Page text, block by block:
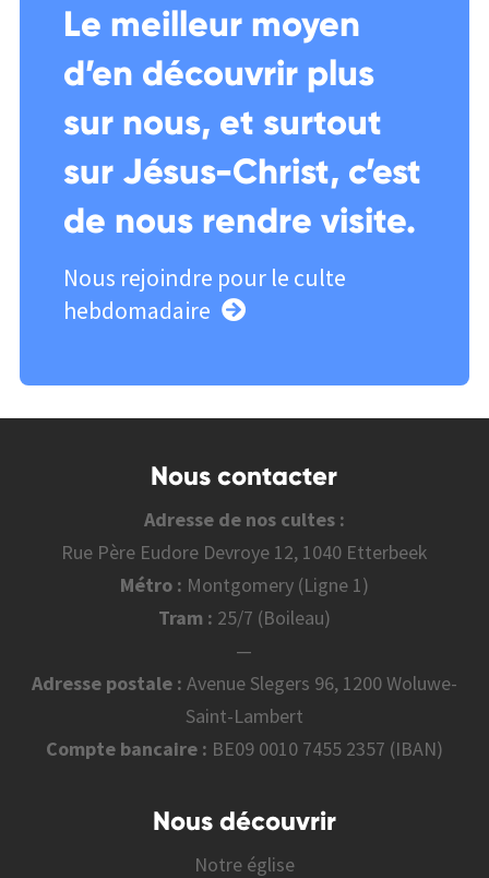
Le meilleur moyen
d’en découvrir plus
sur nous, et surtout
sur Jésus-Christ, c’est
de nous rendre visite.
Nous rejoindre pour le culte
hebdomadaire
Nous contacter
Adresse de nos cultes :
Rue Père Eudore Devroye 12, 1040 Etterbeek
Métro : Montgomery (Ligne 1)
Tram : 25/7 (Boileau)
—
Adresse postale : Avenue Slegers 96, 1200 Woluwe-
Saint-Lambert
Compte bancaire : BE09 0010 7455 2357 (IBAN)
Nous découvrir
Notre église